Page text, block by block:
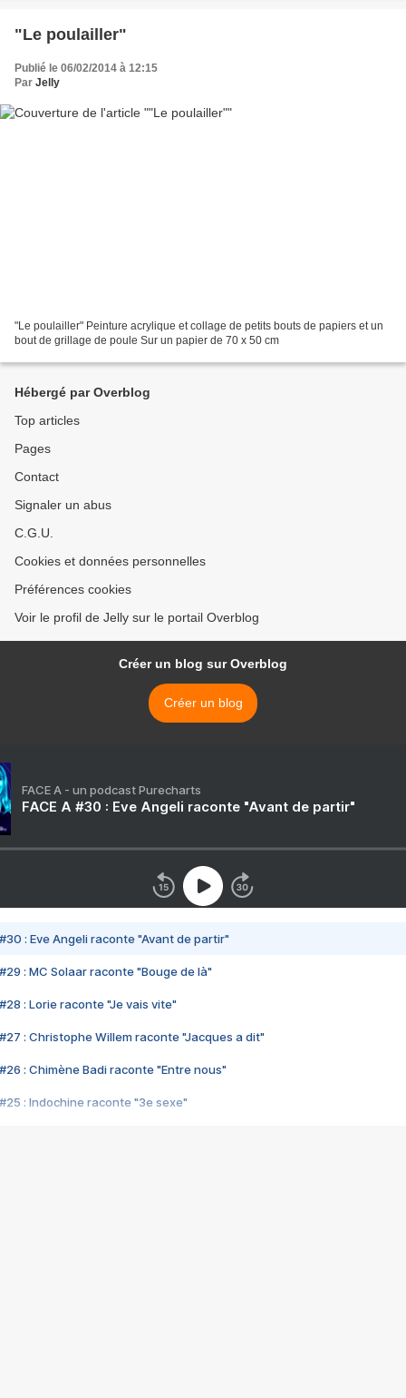
"Le poulailler"
Publié le 06/02/2014 à 12:15
Par Jelly
"Le poulailler" Peinture acrylique et collage de petits bouts de papiers et un
bout de grillage de poule Sur un papier de 70 x 50 cm
Hébergé par Overblog
Top articles
Pages
Contact
Signaler un abus
C.G.U.
Cookies et données personnelles
Préférences cookies
Voir le profil de Jelly sur le portail Overblog
Créer un blog sur Overblog
Créer un blog
FACE A - un podcast Purecharts
FACE A #30 : Eve Angeli raconte "Avant de partir"
#30 : Eve Angeli raconte "Avant de partir"
#29 : MC Solaar raconte "Bouge de là"
#28 : Lorie raconte "Je vais vite"
#27 : Christophe Willem raconte "Jacques a dit"
#26 : Chimène Badi raconte "Entre nous"
#25 : Indochine raconte "3e sexe"